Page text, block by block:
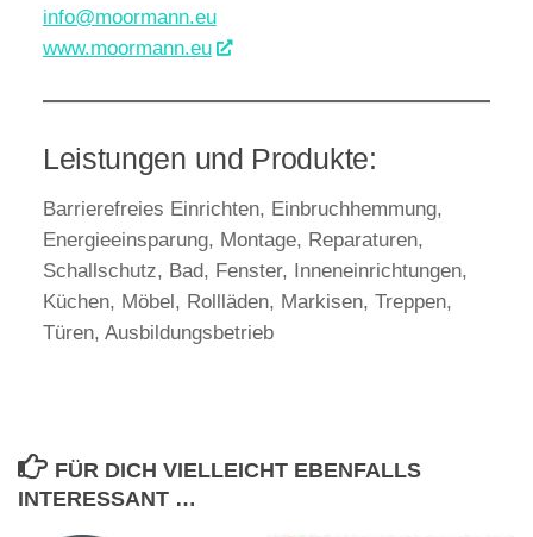
info@moormann.eu
www.moormann.eu
Leistungen und Produkte:
Barrierefreies Einrichten, Einbruchhemmung,
Energieeinsparung, Montage, Reparaturen,
Schallschutz, Bad, Fenster, Inneneinrichtungen,
Küchen, Möbel, Rollläden, Markisen, Treppen,
Türen, Ausbildungsbetrieb
FÜR DICH VIELLEICHT EBENFALLS
INTERESSANT …